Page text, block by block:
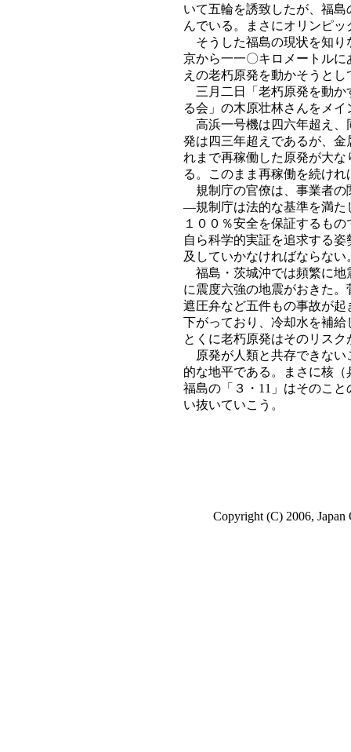
いて五輪を誘致したが、福
んでいる。まさにオリンピ
そうした福島の現状を知り
京から一一〇キロメートル
えの老朽原発を動かそうとし
三月二日「老朽原発を動か
る会」の木原壮林さんをメ
高浜一号機は四六年超え、
発は四三年超えであるが、
れまで再稼働した原発が大
る。このまま再稼働を続け
規制庁の官僚は、事業者の
―規制庁は法的な基準を満た
１００％安全を保証するも
自ら科学的実証を追求する
及していかなければならない
福島・茨城沖では頻繁に地
に震度六強の地震がおきた
遮圧弁など五件もの事故が
下がっており、冷却水を補
とくに老朽原発はそのリスク
原発が人類と共存できない
的な地平である。まさに核
福島の「３・11」はそのこ
い抜いていこう。
Copyright (C) 2006, Japan